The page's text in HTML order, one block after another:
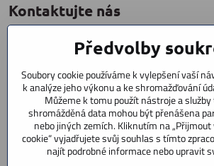
Kontaktujte nás
CYCLESTAR s​.r​.o​.
Praha 5 Radotín
153 00
+420 602 856 404
+420 723 603 807
servis
Předvolby
Soubory cookie používáme k vylepšení vaší
k analýze jeho výkonu a ke shromažďování
Můžeme k tomu použít nástroje a
shromážděná data mohou být přenášena
nebo jiných zemích. Kliknutím na
cookie“ vyjadřujete svůj souhlas s tímto
najít podrobné informace nebo upravit